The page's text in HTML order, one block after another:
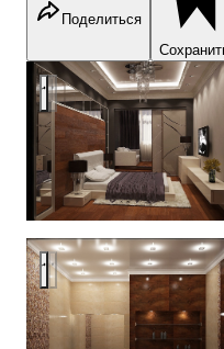
Поделиться
Penthouse in stroganoff
Penthouse in stroganoff